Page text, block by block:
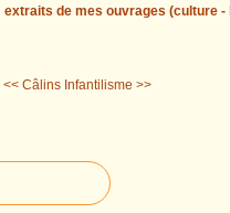
extraits de mes ouvrages (culture
<< Câlins Infantilisme >>